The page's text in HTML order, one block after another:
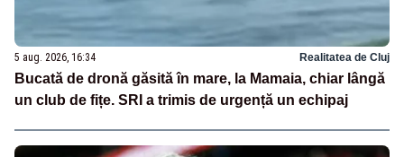
5 aug. 2026, 16:34 Realitatea de Cluj
Bucată de dronă găsită în mare, la Mamaia, chiar lângă
un club de fițe. SRI a trimis de urgență un echipaj